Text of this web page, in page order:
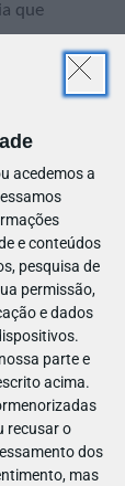
acedemos a
e conteúdos
pesquisa de
permissão,
e dados
parte e
acima.
recusar o
dos
mas
que
e
e manter-
okapi
seu parente
língua